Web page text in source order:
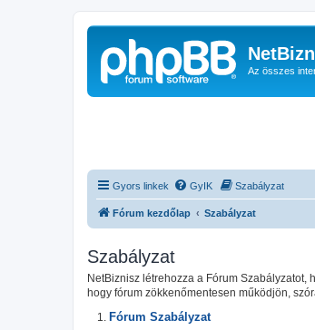
Az összes
Gyors linkek GyIK Szabályzat
Fórum kezdőlap Szabályzat
Szabályzat
NetBiznisz létrehozza a Fórum
hogy fórum zökkenőmentesen működjön,
Fórum Szabályzat